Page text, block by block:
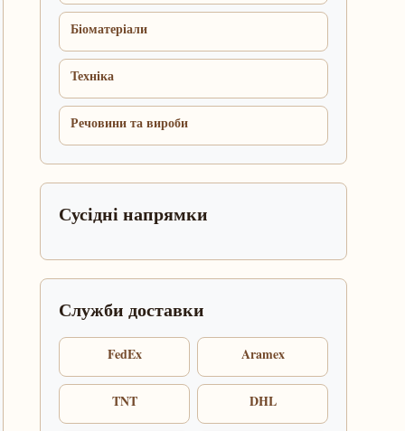
Біоматеріали
Техніка
Речовини та вироби
Сусідні напрямки
Служби доставки
FedEx Aramex
TNT DHL